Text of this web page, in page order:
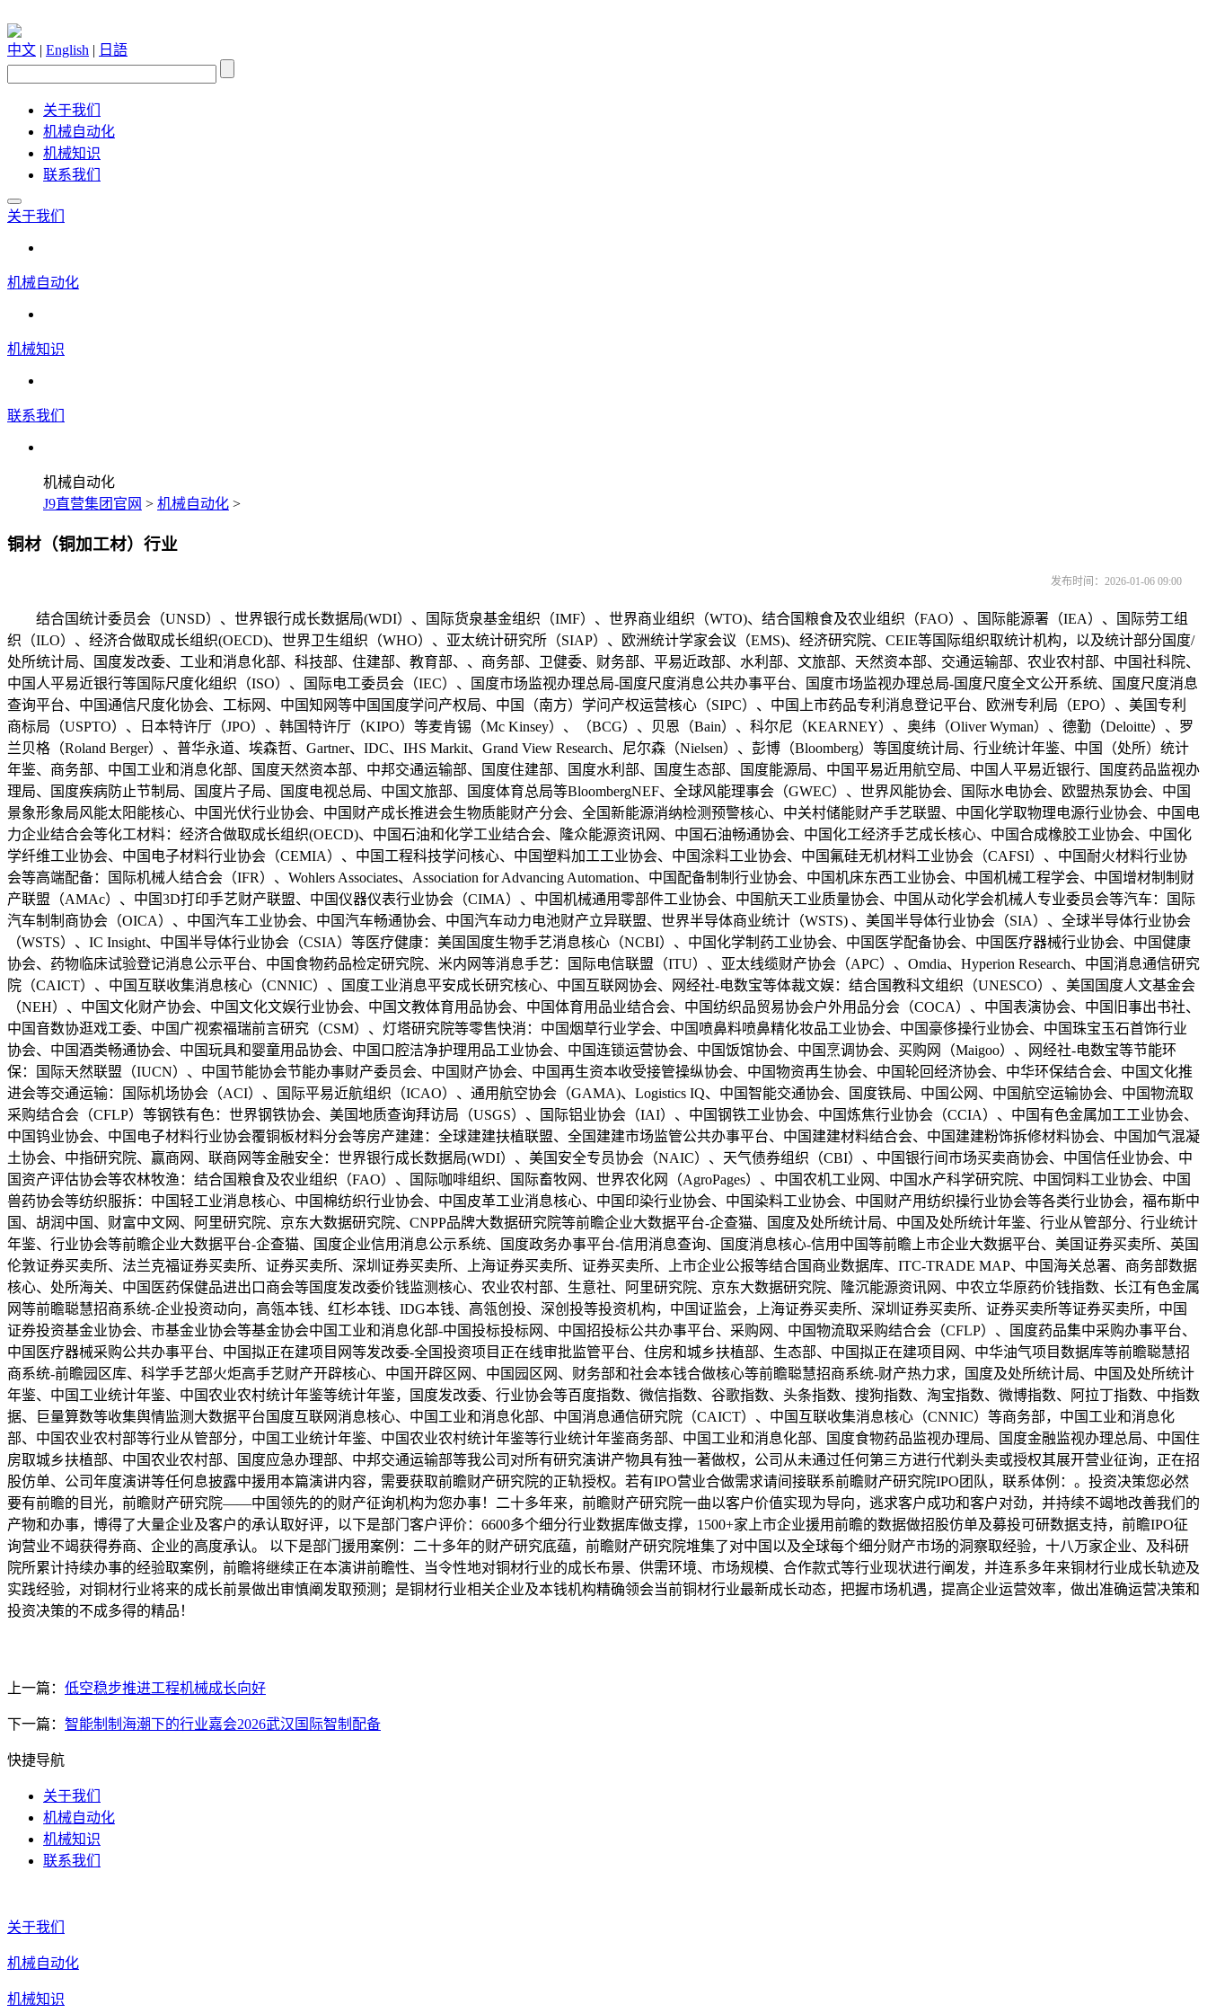
中文 | English | 日語
关于我们
机械自动化
机械知识
联系我们
关于我们
机械自动化
机械知识
联系我们
机械自动化
J9直营集团官网 > 机械自动化 >
铜材（铜加工材）行业
发布时间：2026-01-06 09:00
结合国统计委员会（UNSD）、世界银行成长数据局(WDI）、国际货泉基金组织（IMF）、世界商业组织（WTO)、结合国粮食及农业组织（FAO）、国际能源署（IEA）、国际劳工组
织（ILO）、经济合做取成长组织(OECD)、世界卫生组织（WHO）、亚太统计研究所（SIAP）、欧洲统计学家会议（EMS)、经济研究院、CEIE等国际组织取统计机构，以及统计部分国度/
处所统计局、国度发改委、工业和消息化部、科技部、住建部、教育部、、商务部、卫健委、财务部、平易近政部、水利部、文旅部、天然资本部、交通运输部、农业农村部、中国社科院、
中国人平易近银行等国际尺度化组织（ISO）、国际电工委员会（IEC）、国度市场监视办理总局-国度尺度消息公共办事平台、国度市场监视办理总局-国度尺度全文公开系统、国度尺度消息
查询平台、中国通信尺度化协会、工标网、中国知网等中国国度学问产权局、中国（南方）学问产权运营核心（SIPC）、中国上市药品专利消息登记平台、欧洲专利局（EPO）、美国专利
商标局（USPTO）、日本特许厅（JPO）、韩国特许厅（KIPO）等麦肯锡（Mc Kinsey）、（BCG）、贝恩（Bain）、科尔尼（KEARNEY）、奥纬（Oliver Wyman）、德勤（Deloitte）、罗
兰贝格（Roland Berger）、普华永道、埃森哲、Gartner、IDC、IHS Markit、Grand View Research、尼尔森（Nielsen）、彭博（Bloomberg）等国度统计局、行业统计年鉴、中国（处所）统计
年鉴、商务部、中国工业和消息化部、国度天然资本部、中邦交通运输部、国度住建部、国度水利部、国度生态部、国度能源局、中国平易近用航空局、中国人平易近银行、国度药品监视办
理局、国度疾病防止节制局、国度片子局、国度电视总局、中国文旅部、国度体育总局等BloombergNEF、全球风能理事会（GWEC）、世界风能协会、国际水电协会、欧盟热泵协会、中国
景象形象局风能太阳能核心、中国光伏行业协会、中国财产成长推进会生物质能财产分会、全国新能源消纳检测预警核心、中关村储能财产手艺联盟、中国化学取物理电源行业协会、中国电
力企业结合会等化工材料：经济合做取成长组织(OECD)、中国石油和化学工业结合会、隆众能源资讯网、中国石油畅通协会、中国化工经济手艺成长核心、中国合成橡胶工业协会、中国化
学纤维工业协会、中国电子材料行业协会（CEMIA）、中国工程科技学问核心、中国塑料加工工业协会、中国涂料工业协会、中国氟硅无机材料工业协会（CAFSI）、中国耐火材料行业协
会等高端配备：国际机械人结合会（IFR）、Wohlers Associates、Association for Advancing Automation、中国配备制制行业协会、中国机床东西工业协会、中国机械工程学会、中国增材制制财
产联盟（AMAc）、中国3D打印手艺财产联盟、中国仪器仪表行业协会（CIMA）、中国机械通用零部件工业协会、中国航天工业质量协会、中国从动化学会机械人专业委员会等汽车：国际
汽车制制商协会（OICA）、中国汽车工业协会、中国汽车畅通协会、中国汽车动力电池财产立异联盟、世界半导体商业统计（WSTS) 、美国半导体行业协会（SIA）、全球半导体行业协会
（WSTS）、IC Insight、中国半导体行业协会（CSIA）等医疗健康：美国国度生物手艺消息核心（NCBI）、中国化学制药工业协会、中国医学配备协会、中国医疗器械行业协会、中国健康
协会、药物临床试验登记消息公示平台、中国食物药品检定研究院、米内网等消息手艺：国际电信联盟（ITU）、亚太线缆财产协会（APC）、Omdia、Hyperion Research、中国消息通信研究
院（CAICT）、中国互联收集消息核心（CNNIC）、国度工业消息平安成长研究核心、中国互联网协会、网经社-电数宝等体裁文娱：结合国教科文组织（UNESCO）、美国国度人文基金会
（NEH）、中国文化财产协会、中国文化文娱行业协会、中国文教体育用品协会、中国体育用品业结合会、中国纺织品贸易协会户外用品分会（COCA）、中国表演协会、中国旧事出书社、
中国音数协逛戏工委、中国广视索福瑞前言研究（CSM）、灯塔研究院等零售快消：中国烟草行业学会、中国喷鼻料喷鼻精化妆品工业协会、中国豪侈操行业协会、中国珠宝玉石首饰行业
协会、中国酒类畅通协会、中国玩具和婴童用品协会、中国口腔洁净护理用品工业协会、中国连锁运营协会、中国饭馆协会、中国烹调协会、买购网（Maigoo）、网经社-电数宝等节能环
保：国际天然联盟（IUCN）、中国节能协会节能办事财产委员会、中国财产协会、中国再生资本收受接管操纵协会、中国物资再生协会、中国轮回经济协会、中华环保结合会、中国文化推
进会等交通运输：国际机场协会（ACI）、国际平易近航组织（ICAO）、通用航空协会（GAMA)、Logistics IQ、中国智能交通协会、国度铁局、中国公网、中国航空运输协会、中国物流取
采购结合会（CFLP）等钢铁有色：世界钢铁协会、美国地质查询拜访局（USGS）、国际铝业协会（IAI）、中国钢铁工业协会、中国炼焦行业协会（CCIA）、中国有色金属加工工业协会、
中国钨业协会、中国电子材料行业协会覆铜板材料分会等房产建建：全球建建扶植联盟、全国建建市场监管公共办事平台、中国建建材料结合会、中国建建粉饰拆修材料协会、中国加气混凝
土协会、中指研究院、赢商网、联商网等金融安全：世界银行成长数据局(WDI）、美国安全专员协会（NAIC）、天气债券组织（CBI）、中国银行间市场买卖商协会、中国信任业协会、中
国资产评估协会等农林牧渔：结合国粮食及农业组织（FAO）、国际咖啡组织、国际畜牧网、世界农化网（AgroPages）、中国农机工业网、中国水产科学研究院、中国饲料工业协会、中国
兽药协会等纺织服拆：中国轻工业消息核心、中国棉纺织行业协会、中国皮革工业消息核心、中国印染行业协会、中国染料工业协会、中国财产用纺织操行业协会等各类行业协会，福布斯中
国、胡润中国、财富中文网、阿里研究院、京东大数据研究院、CNPP品牌大数据研究院等前瞻企业大数据平台-企查猫、国度及处所统计局、中国及处所统计年鉴、行业从管部分、行业统计
年鉴、行业协会等前瞻企业大数据平台-企查猫、国度企业信用消息公示系统、国度政务办事平台-信用消息查询、国度消息核心-信用中国等前瞻上市企业大数据平台、美国证券买卖所、英国
伦敦证券买卖所、法兰克福证券买卖所、证券买卖所、深圳证券买卖所、上海证券买卖所、证券买卖所、上市企业公报等结合国商业数据库、ITC-TRADE MAP、中国海关总署、商务部数据
核心、处所海关、中国医药保健品进出口商会等国度发改委价钱监测核心、农业农村部、生意社、阿里研究院、京东大数据研究院、隆沉能源资讯网、中农立华原药价钱指数、长江有色金属
网等前瞻聪慧招商系统-企业投资动向，高瓴本钱、红杉本钱、IDG本钱、高瓴创投、深创投等投资机构，中国证监会，上海证券买卖所、深圳证券买卖所、证券买卖所等证券买卖所，中国
证券投资基金业协会、市基金业协会等基金协会中国工业和消息化部-中国投标投标网、中国招投标公共办事平台、采购网、中国物流取采购结合会（CFLP）、国度药品集中采购办事平台、
中国医疗器械采购公共办事平台、中国拟正在建项目网等发改委-全国投资项目正在线审批监管平台、住房和城乡扶植部、生态部、中国拟正在建项目网、中华油气项目数据库等前瞻聪慧招
商系统-前瞻园区库、科学手艺部火炬高手艺财产开辟核心、中国开辟区网、中国园区网、财务部和社会本钱合做核心等前瞻聪慧招商系统-财产热力求，国度及处所统计局、中国及处所统计
年鉴、中国工业统计年鉴、中国农业农村统计年鉴等统计年鉴，国度发改委、行业协会等百度指数、微信指数、谷歌指数、头条指数、搜狗指数、淘宝指数、微博指数、阿拉丁指数、中指数
据、巨量算数等收集舆情监测大数据平台国度互联网消息核心、中国工业和消息化部、中国消息通信研究院（CAICT）、中国互联收集消息核心（CNNIC）等商务部，中国工业和消息化
部、中国农业农村部等行业从管部分，中国工业统计年鉴、中国农业农村统计年鉴等行业统计年鉴商务部、中国工业和消息化部、国度食物药品监视办理局、国度金融监视办理总局、中国住
房取城乡扶植部、中国农业农村部、国度应急办理部、中邦交通运输部等我公司对所有研究演讲产物具有独一著做权，公司从未通过任何第三方进行代剃头卖或授权其展开营业征询，正在招
股仿单、公司年度演讲等任何息披露中援用本篇演讲内容，需要获取前瞻财产研究院的正轨授权。若有IPO营业合做需求请间接联系前瞻财产研究院IPO团队，联系体例：。投资决策您必然
要有前瞻的目光，前瞻财产研究院——中国领先的的财产征询机构为您办事！二十多年来，前瞻财产研究院一曲以客户价值实现为导向，逃求客户成功和客户对劲，并持续不竭地改善我们的
产物和办事，博得了大量企业及客户的承认取好评，以下是部门客户评价：6600多个细分行业数据库做支撑，1500+家上市企业援用前瞻的数据做招股仿单及募投可研数据支持，前瞻IPO征
询营业不竭获得券商、企业的高度承认。 以下是部门援用案例：二十多年的财产研究底蕴，前瞻财产研究院堆集了对中国以及全球每个细分财产市场的洞察取经验，十八万家企业、及科研
院所累计持续办事的经验取案例，前瞻将继续正在本演讲前瞻性、当令性地对铜材行业的成长布景、供需环境、市场规模、合作款式等行业现状进行阐发，并连系多年来铜材行业成长轨迹及
实践经验，对铜材行业将来的成长前景做出审慎阐发取预测；是铜材行业相关企业及本钱机构精确领会当前铜材行业最新成长动态，把握市场机遇，提高企业运营效率，做出准确运营决策和
投资决策的不成多得的精品！
上一篇： 低空稳步推进工程机械成长向好
下一篇： 智能制制海潮下的行业嘉会2026武汉国际智制配备
快捷导航
关于我们
机械自动化
机械知识
联系我们
关于我们
机械自动化
机械知识